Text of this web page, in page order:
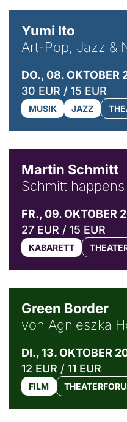
Yumi Ito
Art-Pop, Jazz &
DO., 08. OKTOBER
30 EUR / 15 EUR
MUSIK JAZZ
Martin Schmitt
Schmitt happens
FR., 09. OKTOBER
27 EUR / 15 EUR
KABARETT
Green Border
von Agnieszka
DI., 13. OKTOBER
12 EUR / 11 EUR
FILM